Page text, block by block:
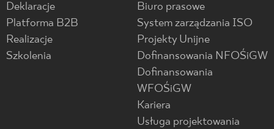
Deklaracje
Platforma B2B
Realizacje
Szkolenia
Biuro prasowe
System zarządzania ISO
Projekty Unijne
Dofinansowania NFOŚiGW
Dofinansowania
WFOŚiGW
Kariera
Usługa projektowania